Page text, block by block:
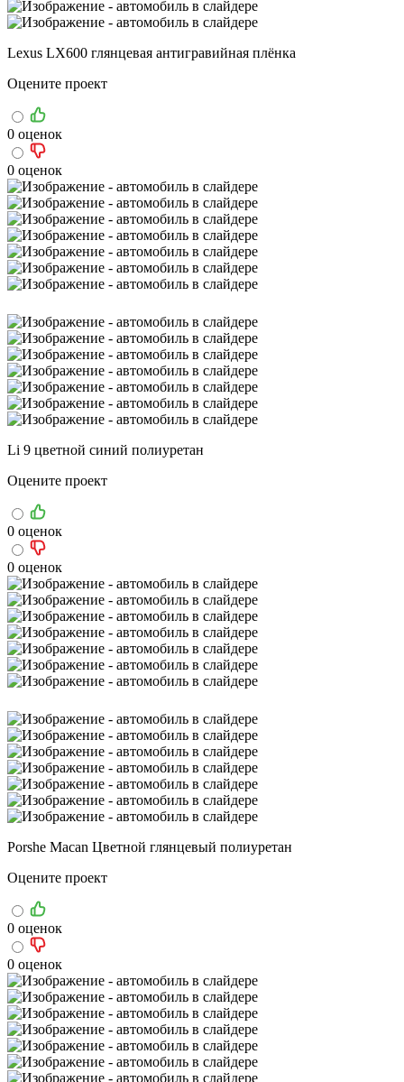
Lexus LX600 глянцевая антигравийная плёнка
Оцените проект
0 оценок
0 оценок
Li 9 цветной синий полиуретан
Оцените проект
0 оценок
0 оценок
Porshe Macan Цветной глянцевый полиуретан
Оцените проект
0 оценок
0 оценок